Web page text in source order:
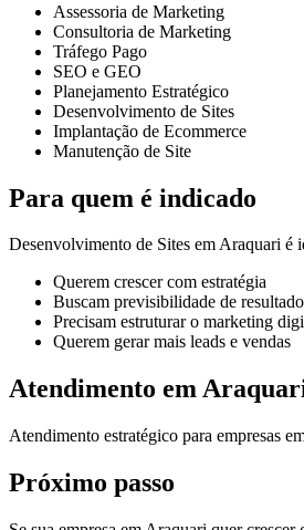
Assessoria de Marketing
Consultoria de Marketing
Tráfego Pago
SEO e GEO
Planejamento Estratégico
Desenvolvimento de Sites
Implantação de Ecommerce
Manutenção de Site
Para quem é indicado
Desenvolvimento de Sites em Araquari é
Querem crescer com estratégia
Buscam previsibilidade de
Precisam estruturar o marketing
Querem gerar mais leads e vendas
Atendimento em
Atendimento estratégico para empresas
Próximo passo